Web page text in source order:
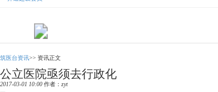
筑医台资讯>> 资讯正文
公立医院亟须去行政化
2017-03-01 10:00 作者： zyt